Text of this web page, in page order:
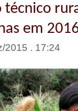
técnico
em
2015 . 17:24